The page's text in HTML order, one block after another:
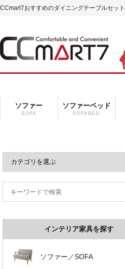
CCmart7おすすめのダイニングテーブルセット
ソファー
SOFA
ソファーベッド
SOFABED
インテリア家具を探す
ソファー／SOFA